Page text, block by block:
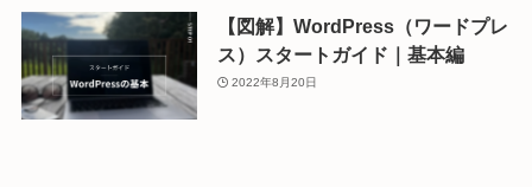
【図解】WordPress（ワードプレ
ス）スタートガイド｜基本編
2022年8月20日